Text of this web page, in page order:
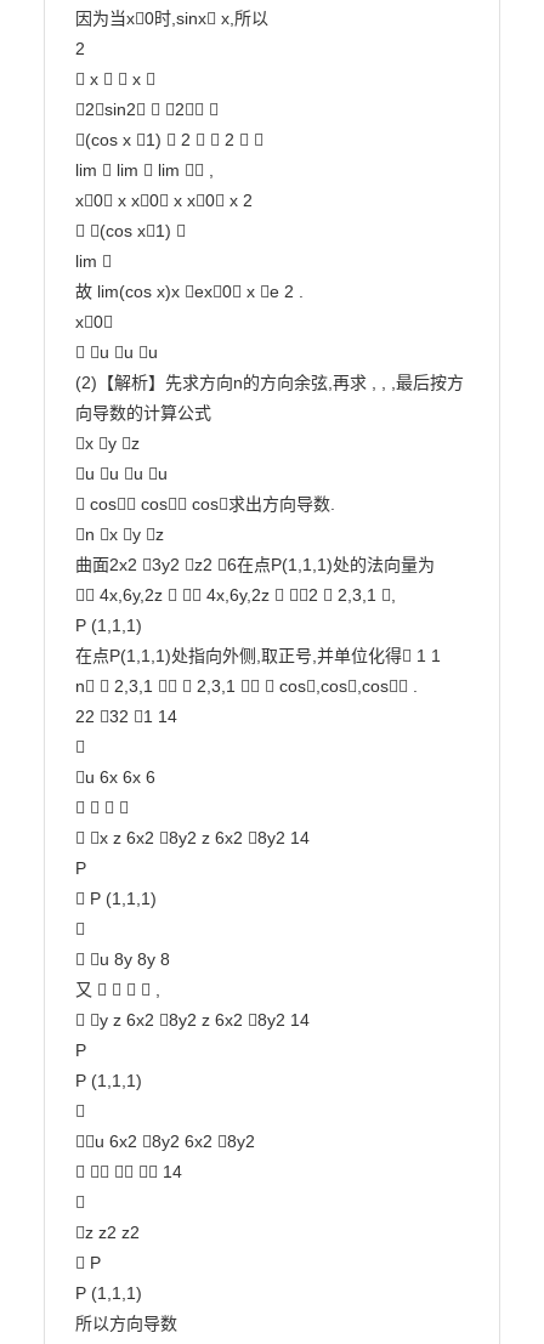
因为当x0时,sinx x,所以
2
 x   x 
2sin2  2 
(cos x 1)  2   2  
lim  lim  lim  ,
x0 x x0 x x0 x 2
 (cos x1) 
lim 
故 lim(cos x)x ex0 x e 2 .
x0
 u u u
(2)【解析】先求方向n的方向余弦,再求 , , ,最后按方
向导数的计算公式
x y z
u u u u
 cos cos cos求出方向导数.
n x y z
曲面2x2 3y2 z2 6在点P(1,1,1)处的法向量为
 4x,6y,2z   4x,6y,2z  2  2,3,1 ,
P (1,1,1)
在点P(1,1,1)处指向外侧,取正号,并单位化得 1 1
n  2,3,1   2,3,1   cos,cos,cos .
22 32 1 14

u 6x 6x 6
   
 x z 6x2 8y2 z 6x2 8y2 14
P
 P (1,1,1)

 u 8y 8y 8
又     ,
 y z 6x2 8y2 z 6x2 8y2 14
P
P (1,1,1)

u 6x2 8y2 6x2 8y2
    14

z z2 z2
 P
P (1,1,1)
所以方向导数